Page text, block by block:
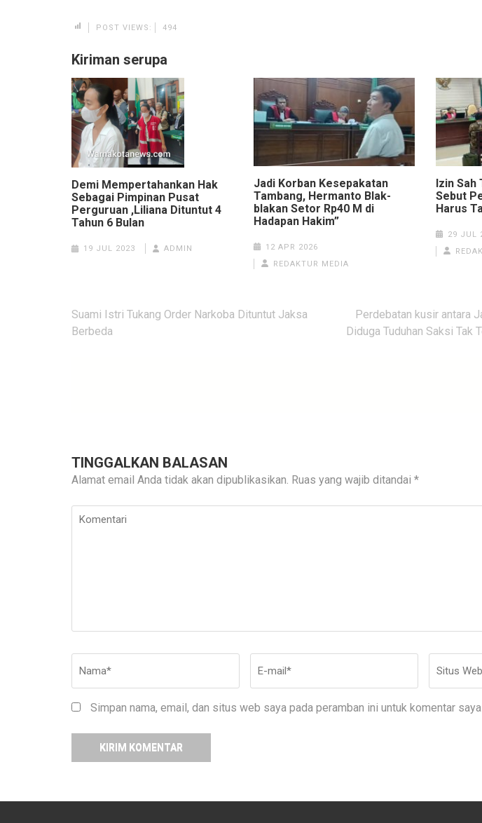
POST VIEWS: 494
Kiriman serupa
Demi Mempertahankan Hak
Sebagai Pimpinan Pusat
Perguruan ,Liliana Dituntut 4
Tahun 6 Bulan
19 JUL 2023 ADMIN
Jadi Korban Kesepakatan
Tambang, Hermanto Blak-
blakan Setor Rp40 M di
Hadapan Hakim”
12 APR 2026
REDAKTUR MEDIA
Izin Sah
Sebut
Harus
29 JUL
Navigasi
pos
Suami Istri Tukang Order Narkoba Dituntut Jaksa
Berbeda
Perdebatan kusir antara
Diduga Tuduhan Saksi Tak
TINGGALKAN BALASAN
Alamat email Anda tidak akan dipublikasikan. Ruas yang wajib ditandai *
Komentari
mail*
Web
Simpan nama, email, dan situs web saya pada peramban ini untuk komentar